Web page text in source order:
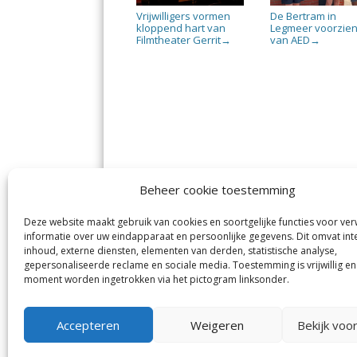
Beheer cookie toestemming
Deze website maakt gebruik van cookies en soortgelijke functies voor
informatie over uw eindapparaat en persoonlijke gegevens. Dit omvat
inhoud, externe diensten, elementen van derden, statistische analyse,
gepersonaliseerde reclame en sociale media. Toestemming is vrijwillig
moment worden ingetrokken via het pictogram linksonder.
Accepteren Weigeren Bekijk
Vrijwilligers vormen
kloppend hart van
Filmtheater Gerrit→
De Bertram in
Legmeer voorzien
van AED →
De Nieuwe Meerbode
Visserstraat 10
1431 GJ Aalsmeer
0297-341900
info@meerbode.nl
en
De